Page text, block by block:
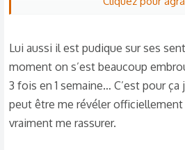
Lui aussi il est pudique sur ses
moment on s’est beaucoup
3 fois en 1 semaine… C’est pour ça
peut être me révéler
vraiment me rassurer.